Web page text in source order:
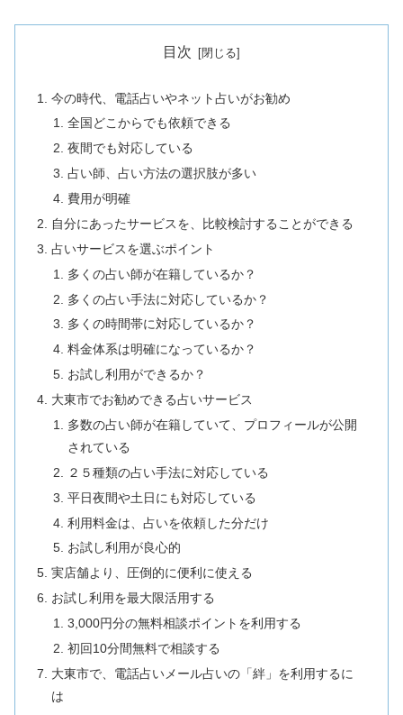
目次
今の時代、電話占いやネット占いがお勧め
全国どこからでも依頼できる
夜間でも対応している
占い師、占い方法の選択肢が多い
費用が明確
自分にあったサービスを、比較検討することができる
占いサービスを選ぶポイント
多くの占い師が在籍しているか？
多くの占い手法に対応しているか？
多くの時間帯に対応しているか？
料金体系は明確になっているか？
お試し利用ができるか？
大東市でお勧めできる占いサービス
多数の占い師が在籍していて、プロフィールが公開
されている
２５種類の占い手法に対応している
平日夜間や土日にも対応している
利用料金は、占いを依頼した分だけ
お試し利用が良心的
実店舗より、圧倒的に便利に使える
お試し利用を最大限活用する
3,000円分の無料相談ポイントを利用する
初回10分間無料で相談する
大東市で、電話占いメール占いの「絆」を利用するに
は